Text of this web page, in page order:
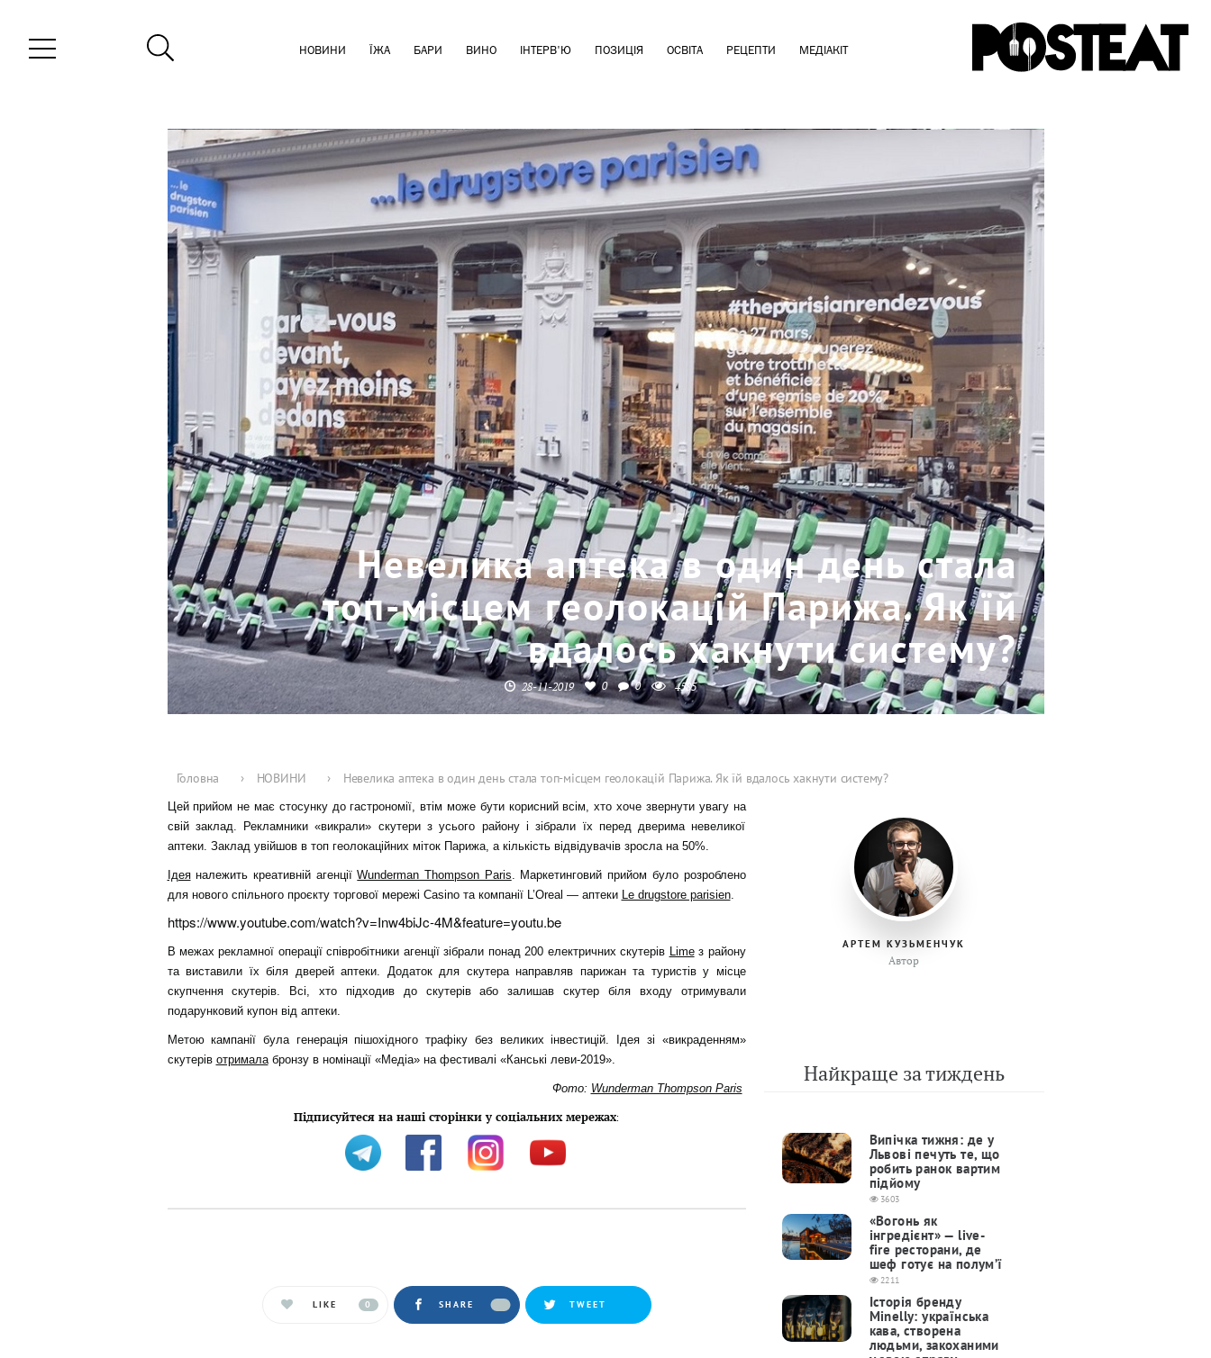
НОВИНИ ЇЖА БАРИ ВИНО ІНТЕРВ'Ю ПОЗИЦІЯ ОСВІТА РЕЦЕПТИ МЕДІАКІТ
Невелика аптека в один день стала
топ-місцем геолокацій Парижа. Як їй
вдалось хакнути систему?
28-11-2019 0 0 4585
Головна › НОВИНИ › Невелика аптека в один день стала топ-місцем геолокацій Парижа. Як їй вдалось хакнути систему?
Цей прийом не має стосунку до гастрономії, втім може бути корисний всім, хто хоче звернути увагу на
свій заклад. Рекламники «викрали» скутери з усього району і зібрали їх перед дверима невеликої
аптеки. Заклад увійшов в топ геолокаційних міток Парижа, а кількість відвідувачів зросла на 50%.
Ідеяналежить креативній агенціїWunderman Thompson Paris. Маркетинговий прийом було розроблено
для нового спільного проєкту торгової мережі Casino та компанії L’Oreal — аптеки Le drugstore parisien.
https://www.youtube.com/watch?v=Inw4biJc-4M&feature=youtu.be
В межах рекламної операції співробітники агенції зібрали понад 200 електричних скутерів Limeз району
та виставили їх біля дверей аптеки. Додаток для скутера направляв парижан та туристів у місце
скупчення скутерів. Всі, хто підходив до скутерів або залишав скутер біля входу отримували
подарунковий купон від аптеки.
Метою кампанії була генерація пішохідного трафіку без великих інвестицій. Ідея зі «викраденням»
скутерів отрималабронзу в номінації «Медіа» на фестивалі «Канські леви-2019».
Фото: Wunderman Thompson Paris
Підписуйтеся на наші сторінки у соціальних мережах:
LIKE 0 SHARE TWEET
АРТЕМ КУЗЬМЕНЧУК
Автор
Найкраще за тиждень
Випічка тижня: де у
Львові печуть те, що
робить ранок вартим
підйому
3603
«Вогонь як
інгредієнт» — live-
fire ресторани, де
шеф готує на полум’ї
2211
Історія бренду
Minelly: українська
кава, створена
людьми, закоханими